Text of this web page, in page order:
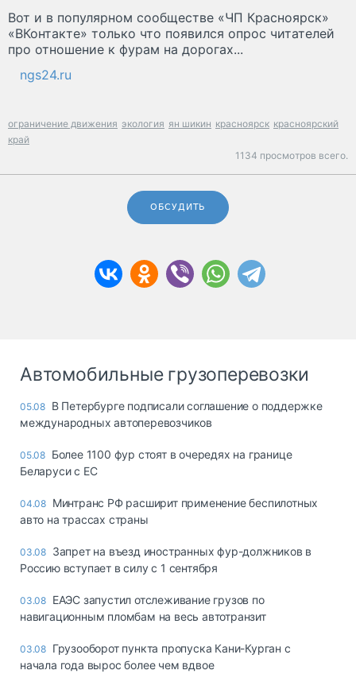
Вот и в популярном сообществе «ЧП Красноярск»
«ВКонтакте» только что появился опрос читателей
про отношение к фурам на дорогах...
ngs24.ru
ограничение движения экология ян шикин красноярск красноярский
край
1134 просмотров всего.
ОБСУДИТЬ
Автомобильные грузоперевозки
05.08 В Петербурге подписали соглашение о поддержке
международных автоперевозчиков
05.08 Более 1100 фур стоят в очередях на границе
Беларуси с ЕС
04.08 Минтранс РФ расширит применение беспилотных
авто на трассах страны
03.08 Запрет на въезд иностранных фур-должников в
Россию вступает в силу с 1 сентября
03.08 ЕАЭС запустил отслеживание грузов по
навигационным пломбам на весь автотранзит
03.08 Грузооборот пункта пропуска Кани-Курган с
начала года вырос более чем вдвое